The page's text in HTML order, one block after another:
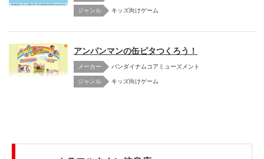
キッズ向けゲーム
アンパンマンの缶ピタつくろう！
メーカー バンダイナムコアミューズメント
キッズ向けゲーム